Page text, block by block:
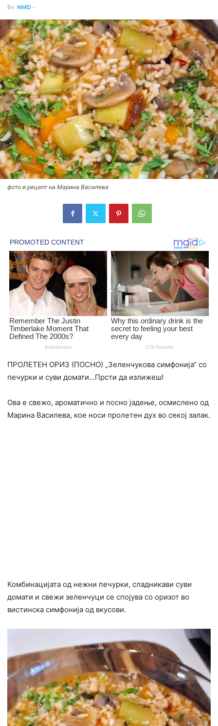
By NMD -
фото и рецепт на Марина Василева
ПРОЛЕТЕН ОРИЗ (ПОСНО) „Зеленчукова симфонија“ со
печурки и суви домати…Прсти да излижеш!
Ова е свежо, ароматично и посно јадење, осмислено од
Марина Василева, кое носи пролетен дух во секој залак.
Комбинацијата од нежни печурки, сладникави суви
домати и свежи зеленчуци се спојува со оризот во
вистинска симфонија од вкусови.